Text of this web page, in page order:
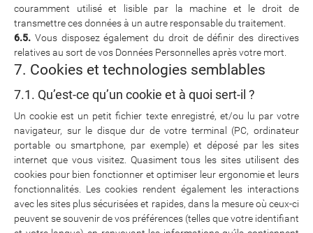
couramment utilisé et lisible par la machine et le droit de
transmettre ces données à un autre responsable du traitement.
6.5. Vous disposez également du droit de définir des directives
relatives au sort de vos Données Personnelles après votre mort.
7. Cookies et technologies semblables
7.1. Qu’est-ce qu’un cookie et à quoi sert-il ?
Un cookie est un petit fichier texte enregistré, et/ou lu par votre
navigateur, sur le disque dur de votre terminal (PC, ordinateur
portable ou smartphone, par exemple) et déposé par les sites
internet que vous visitez. Quasiment tous les sites utilisent des
cookies pour bien fonctionner et optimiser leur ergonomie et leurs
fonctionnalités. Les cookies rendent également les interactions
avec les sites plus sécurisées et rapides, dans la mesure où ceux-ci
peuvent se souvenir de vos préférences (telles que votre identifiant